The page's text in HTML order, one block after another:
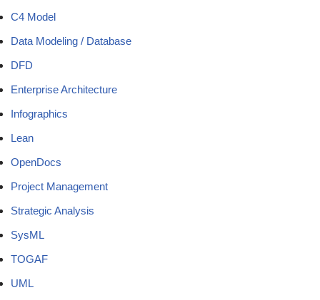
C4 Model
Data Modeling / Database
DFD
Enterprise Architecture
Infographics
Lean
OpenDocs
Project Management
Strategic Analysis
SysML
TOGAF
UML